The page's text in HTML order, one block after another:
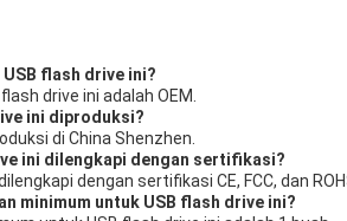
flash drive ini?
drive ini adalah OEM.
ini diproduksi?
di China Shenzhen.
ini dilengkapi dengan sertifikasi?
dengan sertifikasi CE, FCC, dan
minimum untuk USB flash drive ini?